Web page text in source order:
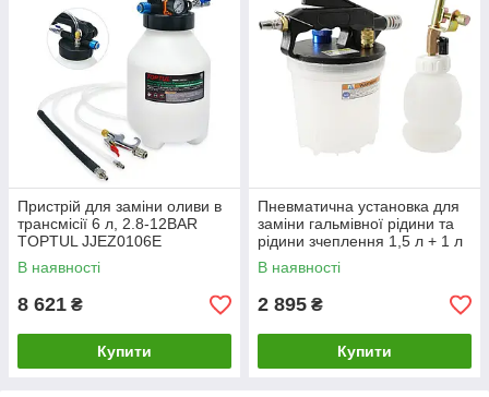
Пристрій для заміни оливи в
трансмісії 6 л, 2.8-12BAR
TOPTUL JJEZ0106E
В наявності
8 621 ₴
Купити
Пневматична установка для
заміни гальмівної рідини та
рідини зчеплення 1,5 л + 1 л
PBFC21V1 G.I.KRAFT
В наявності
2 895 ₴
Купити